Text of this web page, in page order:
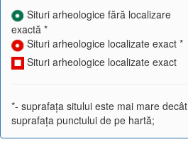
Situri arheologice fără localizare
exactă *
Situri arheologice localizate exact *
Situri arheologice localizate exact
*- suprafața sitului este mai mare decât
suprafața punctului de pe hartă;